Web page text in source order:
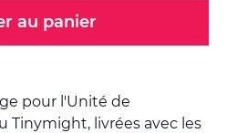
au panier
pour l'Unité de
Tinymight, livrées avec les